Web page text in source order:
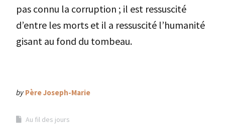
pas connu la corruption ; il est ressuscité
d’entre les morts et il a ressuscité l’humanité
gisant au fond du tombeau.
by Père Joseph-Marie
Au fil des jours